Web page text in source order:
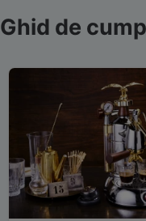
Ghid de